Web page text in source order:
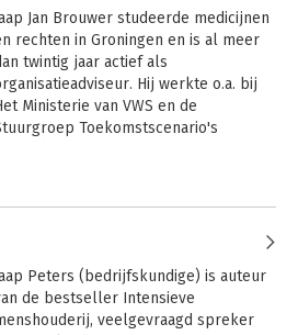
Jan Brouwer studeerde medicijnen
rechten in Groningen en is al meer
twintig jaar actief als
Hij werkte o.a. bij
Ministerie van VWS en de
Toekomstscenario's
in de zorg'.
Peters (bedrijfskundige) is auteur
de bestseller Intensieve
veelgevraagd spreker